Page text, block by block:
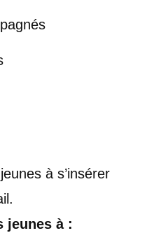
à s’insérer
jeunes à :